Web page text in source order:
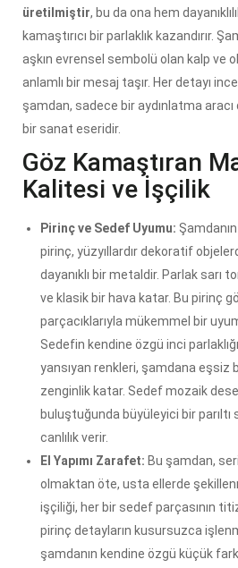
üretilmiştir, bu da ona hem
kamaştırıcı bir parlaklık kazandırır.
aşkın evrensel sembolü olan kalp ve
anlamlı bir mesaj taşır. Her detayı
şamdan, sadece bir aydınlatma
bir sanat eseridir.
Göz Kamaştıran
Kalitesi ve İşçilik
Pirinç ve Sedef Uyumu:
pirinç, yüzyıllardır dekoratif
dayanıklı bir metaldir. Parlak sarı
ve klasik bir hava katar. Bu pirinç
parçacıklarıyla mükemmel bir
Sedefin kendine özgü inci
yansıyan renkleri, şamdana eşsiz
zenginlik katar. Sedef mozaik
buluştuğunda büyüleyici bir
canlılık verir.
El Yapımı Zarafet: Bu şamdan,
olmaktan öte, usta ellerde
işçiliği, her bir sedef parçasının
pirinç detayların kusursuzca
şamdanın kendine özgü küçük